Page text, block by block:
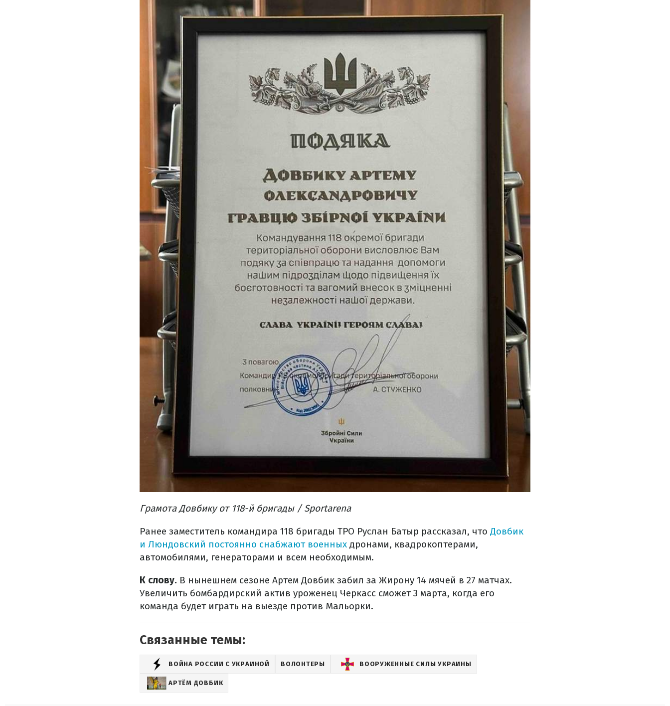
Грамота Довбику от 118-й бригады / Sportarena
Ранее заместитель командира 118 бригады ТРО Руслан Батыр рассказал, что Довбик
и Люндовский постоянно снабжают военных дронами, квадрокоптерами,
автомобилями, генераторами и всем необходимым.
К слову. В нынешнем сезоне Артем Довбик забил за Жирону 14 мячей в 27 матчах.
Увеличить бомбардирский актив уроженец Черкасс сможет 3 марта, когда его
команда будет играть на выезде против Мальорки.
Связанные темы:
ВОЙНА РОССИИ С УКРАИНОЙ ВОЛОНТЕРЫ ВООРУЖЕННЫЕ СИЛЫ УКРАИНЫ
АРТЁМ ДОВБИК